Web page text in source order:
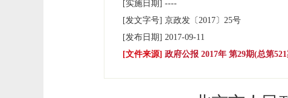
[实施日期] ----
[发文字号] 京政发 〔2017〕 25号
[发布日期] 2017-09-11
[文件来源] 政府公报 2017年 第29期(总第